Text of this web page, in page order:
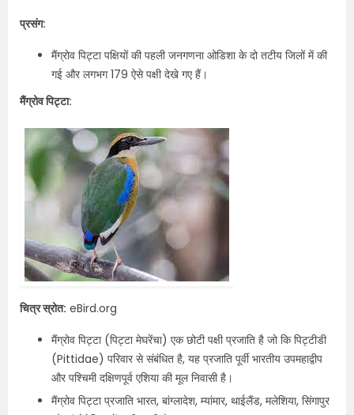
प्रसंग:
मैंग्रोव पिट्टा पक्षियों की पहली जनगणना ओडिशा के दो तटीय जिलों में की
गई और लगभग 179 ऐसे पक्षी देखे गए हैं।
मैंग्रोव पिट्टा:
चित्र स्रोत: eBird.org
मैंग्रोव पिट्टा (पिट्टा मेघरेंचा) एक छोटी पक्षी प्रजाति है जो कि पिट्टीडी
(Pittidae) परिवार से संबंधित है, यह प्रजाति पूर्वी भारतीय उपमहाद्वीप
और पश्चिमी दक्षिणपूर्व एशिया की मूल निवासी है।
मैंग्रोव पिट्टा प्रजाति भारत, बांग्लादेश, म्यांमार, थाईलैंड, मलेशिया, सिंगापुर